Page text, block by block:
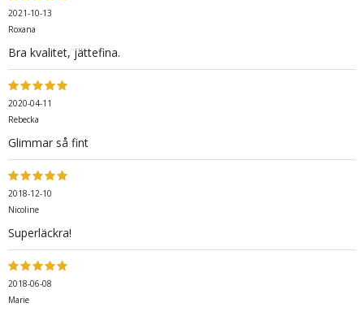
2021-10-13
Roxana
Bra kvalitet, jättefina.
2020-04-11
Rebecka
Glimmar så fint
2018-12-10
Nicoline
Superläckra!
2018-06-08
Marie